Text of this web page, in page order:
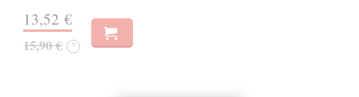
13,52 €
15,90 € ?